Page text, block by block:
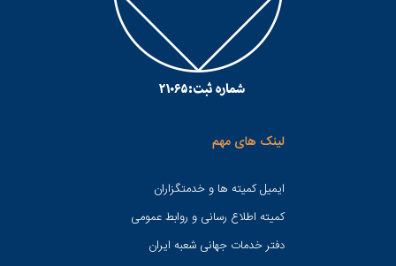
لینک های مهم
ایمیل کمیته ها و خدمتگزاران
کميته اطلاع رسانی و روابط عمومی
دفتر خدمات جهانی شعبه ايران